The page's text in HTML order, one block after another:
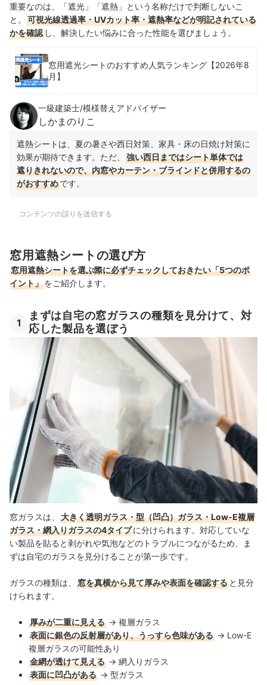
重要なのは、「遮光」「遮熱」という名称だけで判断しないこ
と。
可視光線透過率・UVカット率・遮熱率などが明記されている
かを確認 し、解決したい悩みに合った性能を選びましょう。
窓用遮光シートのおすすめ人気ランキング【2026年8
月】
一級建築士/模様替えアドバイザー
しかまのりこ
遮熱シートは、夏の暑さや西日対策、家具・床の日焼け対策に
効果が期待できます。ただ、
強い西日まではシート単体では
遮りきれないので、内窓やカーテン・ブラインドと併用するの
がおすすめです。
コンテンツの誤りを送信する
窓用遮熱シートの選び方
窓用遮熱シートを選ぶ際に必ずチェックしておきたい「5つのポ
イント」をご紹介します。
1
まずは自宅の窓ガラスの種類を見分けて、対
応した製品を選ぼう
窓ガラスは、
大きく透明ガラス・型（凹凸）ガラス・Low-E複層
ガラス・網入りガラスの4タイプに分けられます。対応していな
い製品を貼ると剥がれや気泡などのトラブルにつながるため、ま
ずは自宅のガラスを見分けることが第一歩です。
ガラスの種類は、 窓を真横から見て厚みや表面を確認する と見分
けられます。
厚みが二重に見える → 複層ガラス
表面に銀色の反射層があり、うっすら色味がある → Low-E
複層ガラスの可能性あり
金網が透けて見える → 網入りガラス
表面に凹凸がある → 型ガラス